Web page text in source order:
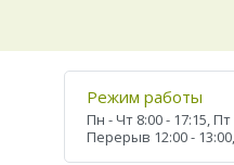
Режим работы
Пн - Чт 8:00 - 17:15, Пт
Перерыв 12:00 - 13:00,